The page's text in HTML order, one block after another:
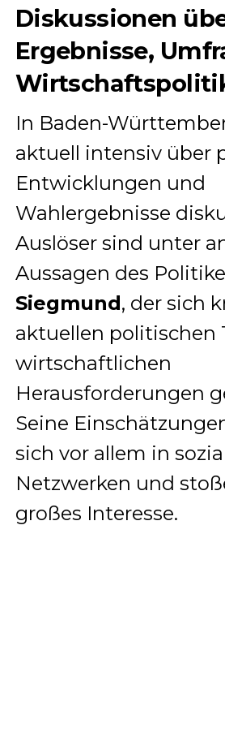
Diskussionen
Ergebnisse,
In Baden-
aktuell intensiv über
Entwicklungen und
Wahlergebnisse
Auslöser sind unter
Aussagen des
Siegmund, der sich
aktuellen politischen
wirtschaftlichen
Herausforderungen
Seine
sich vor allem in
Netzwerken und
großes Interesse.